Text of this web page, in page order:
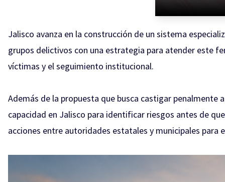
Jalisco avanza en la construcción de un sistema
grupos delictivos con una estrategia para atender este
víctimas y el seguimiento institucional.
Además de la propuesta que busca castigar
capacidad en Jalisco para identificar riesgos antes de
acciones entre autoridades estatales y municipales para